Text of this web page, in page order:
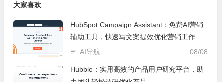
大家喜欢
HubSpot Campaign Assistant：免费AI营销
辅助工具，快速写文案提效优化营销工作
08/08
AI导航
Hubble：实用高效的产品用户研究平台，助